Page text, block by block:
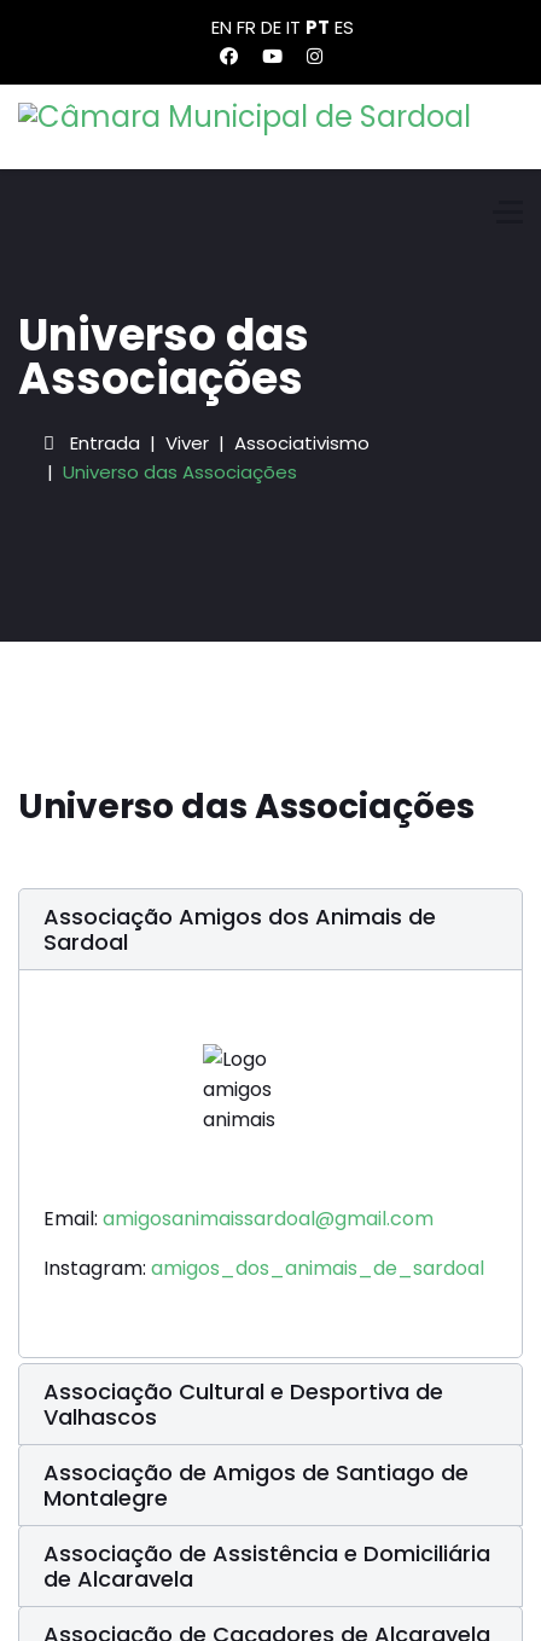
ENFR DEIT PT ES
Universo das
Associações
Entrada Viver
Associativismo
Universo das Associações
Universo das Associações
Associação Amigos dos Animais de
Sardoal
Email: amigosanimaissardoal@gmail.com
Instagram: amigos_dos_animais_de_sardoal
Associação Cultural e Desportiva de
Valhascos
Associação de Amigos de Santiago de
Montalegre
Associação de Assistência e Domiciliária
de Alcaravela
Associação de Caçadores de Alcaravela